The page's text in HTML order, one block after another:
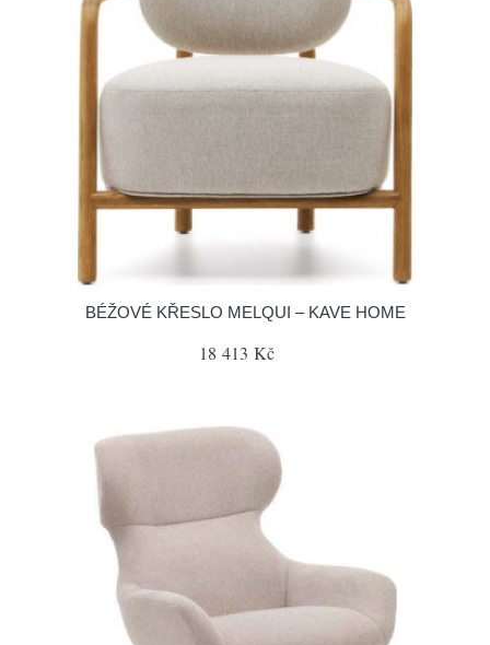
BÉŽOVÉ KŘESLO MELQUI – KAVE HOME
18 413 Kč